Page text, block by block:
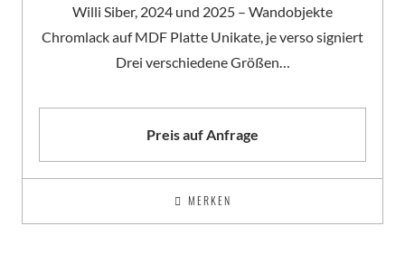
Willi Siber, 2024 und 2025 – Wandobjekte
Chromlack auf MDF Platte Unikate, je verso signiert
Drei verschiedene Größen…
Preis auf Anfrage
MERKEN